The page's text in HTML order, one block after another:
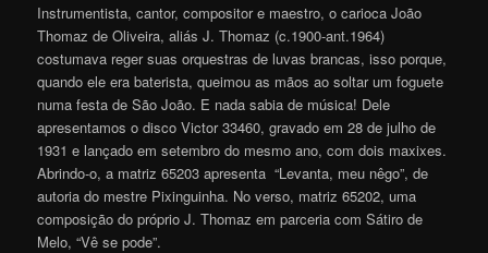
Instrumentista, cantor, compositor e maestro, o carioca João
Thomaz de Oliveira, aliás J. Thomaz (c.1900-ant.1964)
costumava reger suas orquestras de luvas brancas, isso porque,
quando ele era baterista, queimou as mãos ao soltar um foguete
numa festa de São João. E nada sabia de música! Dele
apresentamos o disco Victor 33460, gravado em 28 de julho de
1931 e lançado em setembro do mesmo ano, com dois maxixes.
Abrindo-o, a matriz 65203 apresenta “Levanta, meu nêgo”, de
autoria do mestre Pixinguinha. No verso, matriz 65202, uma
composição do próprio J. Thomaz em parceria com Sátiro de
Melo, “Vê se pode”.